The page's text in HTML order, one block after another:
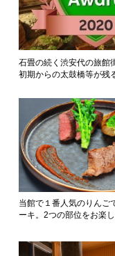
石畳の続く渋安代の旅館
初期からの太鼓橋等が残
当館で１番人気のりんご
ーキ。2つの部位をお楽